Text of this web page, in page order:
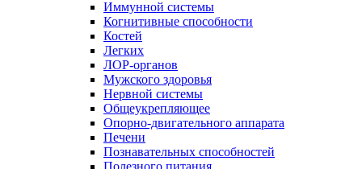
Иммунной системы
Когнитивные способности
Костей
Легких
ЛОР-органов
Мужского здоровья
Нервной системы
Общеукрепляющее
Опорно-двигательного аппарата
Печени
Познавательных способностей
Полезного питания